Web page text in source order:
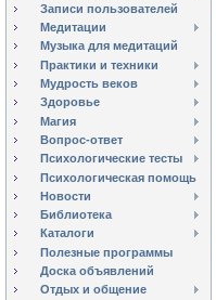
Записи пользователей
Медитации
Музыка для медитаций
Практики и техники
Мудрость веков
Здоровье
Магия
Вопрос-ответ
Психологические тесты
Психологическая помощь
Новости
Библиотека
Каталоги
Полезные программы
Доска объявлений
Отдых и общение